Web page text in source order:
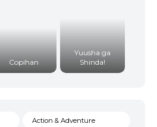
Copihan
Yuusha ga
Shinda!
Action & Adventure